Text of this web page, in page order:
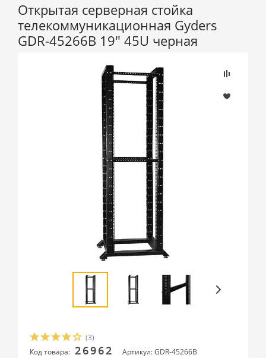
Открытая серверная стойка
телекоммуникационная Gyders
GDR-45266B 19" 45U черная
(3)
Код товара: 26962
Артикул: GDR-45266B